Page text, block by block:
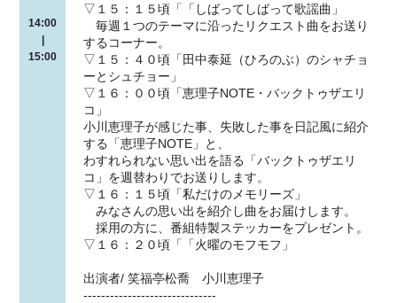
14:00
15:00
▽１５：１５頃「「しばってしばって歌謡曲」
毎週１つのテーマに沿ったリクエスト曲をお送り
するコーナー。
▽１５：４０頃「田中泰延（ひろのぶ）のシャチョ
ーとシュチョー」
▽１６：００頃「恵理子NOTE・バックトゥザエリ
コ」
小川恵理子が感じた事、失敗した事を日記風に紹介
する「恵理子NOTE」と、
わすれられない思い出を語る「バックトゥザエリ
コ」を週替わりでお送りします。
▽１６：１５頃「私だけのメモリーズ」
みなさんの思い出を紹介し曲をお届けします。
採用の方に、番組特製ステッカーをプレゼント。
▽１６：２０頃「「火曜のモフモフ」
出演者/ 笑福亭松喬 小川恵理子
------------------------------